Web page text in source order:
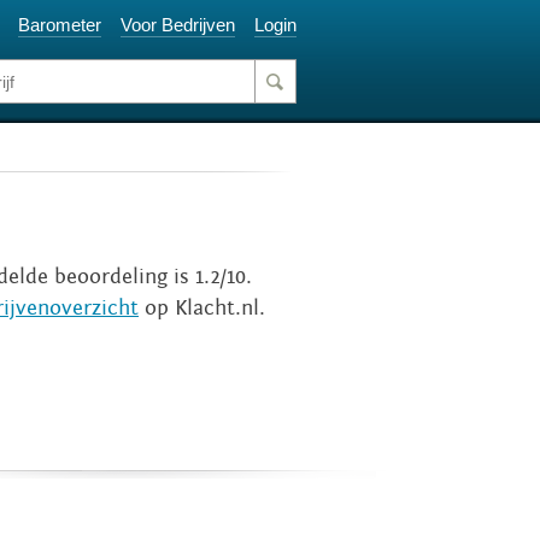
Barometer Voor Bedrijven Login
beoordeling is 1.2/10.
op Klacht.nl.